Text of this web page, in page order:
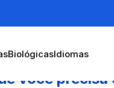
BiológicasIdiomas
você precisa